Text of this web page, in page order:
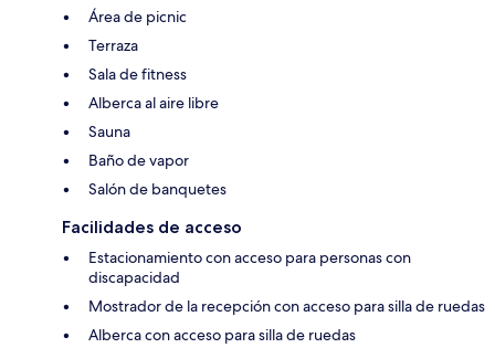
Área de picnic
Terraza
Sala de fitness
Alberca al aire libre
Sauna
Baño de vapor
Salón de banquetes
Facilidades de acceso
Estacionamiento con acceso para personas con
discapacidad
Mostrador de la recepción con acceso para silla de ruedas
Alberca con acceso para silla de ruedas